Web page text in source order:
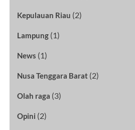
Kepulauan Riau (2)
Lampung(1)
News (1)
Nusa Tenggara Barat(2)
Olah raga (3)
Opini (2)